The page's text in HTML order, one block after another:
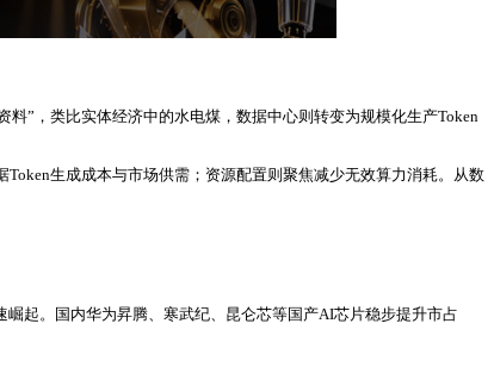
”，类比实体经济中的水电煤，数据中心则转变为规模化生产Token
生成成本与市场供需；资源配置则聚焦减少无效算力消耗。从数
起。国内华为昇腾、寒武纪、昆仑芯等国产AI芯片稳步提升市占